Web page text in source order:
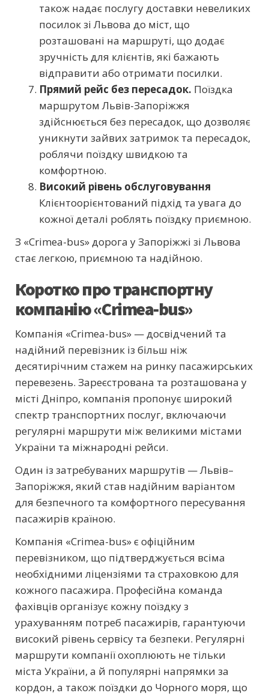
також надає послугу доставки невеликих
посилок зі Львова до міст, що
розташовані на маршруті, що додає
зручність для клієнтів, які бажають
відправити або отримати посилки.
Прямий рейс без пересадок. Поїздка
маршрутом Львів-Запоріжжя
здійснюється без пересадок, що дозволяє
уникнути зайвих затримок та пересадок,
роблячи поїздку швидкою та
комфортною.
Високий рівень обслуговування
Клієнтоорієнтований підхід та увага до
кожної деталі роблять поїздку приємною.
З «Crimea-bus» дорога у Запоріжжі зі Львова
стає легкою, приємною та надійною.
Коротко про транспортну
компанію «Crimea-bus»
Компанія «Crimea-bus» — досвідчений та
надійний перевізник із більш ніж
десятирічним стажем на ринку пасажирських
перевезень. Зареєстрована та розташована у
місті Дніпро, компанія пропонує широкий
спектр транспортних послуг, включаючи
регулярні маршрути між великими містами
України та міжнародні рейси.
Один із затребуваних маршрутів — Львів–
Запоріжжя, який став надійним варіантом
для безпечного та комфортного пересування
пасажирів країною.
Компанія «Crimea-bus» є офіційним
перевізником, що підтверджується всіма
необхідними ліцензіями та страховкою для
кожного пасажира. Професійна команда
фахівців організує кожну поїздку з
урахуванням потреб пасажирів, гарантуючи
високий рівень сервісу та безпеки. Регулярні
маршрути компанії охоплюють не тільки
міста України, а й популярні напрямки за
кордон, а також поїздки до Чорного моря, що